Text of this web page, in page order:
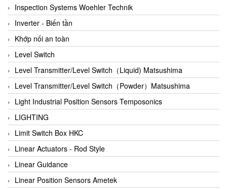
ATI - IA
ATI (Analytical Technology Inc)
Atos
Atrax
Auma
Autec
Auto Flow
Automatic valve
Aventics
Avproglobal
Axiomtek
AZBIL
Inspection Systems Woehler Technik
Inverter - Biến tần
Khớp nối an toàn
Level Switch
Level Transmitter/Level Switch（Liquid) Matsushima
Level Transmitter/Level Switch（Powder）Matsushima
Light Industrial Position Sensors Temposonics
LIGHTING
Limit Switch Box HKC
Linear Actuators - Rod Style
Linear Guidance
Linear Position Sensors Ametek